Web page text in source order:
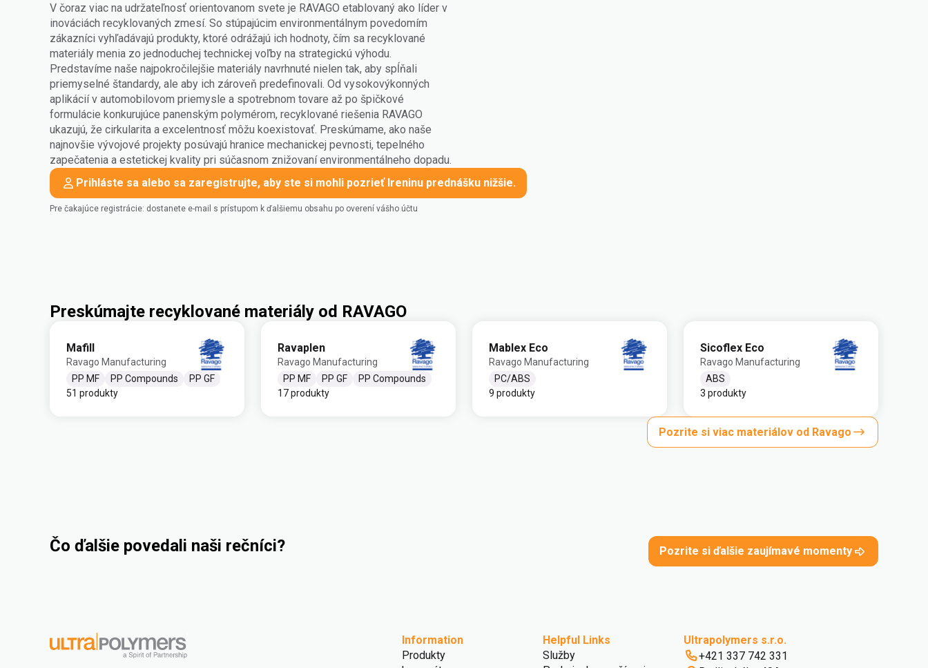
V čoraz viac na udržateľnosť orientovanom svete je RAVAGO etablovaný ako líder v
inováciách recyklovaných zmesí. So stúpajúcim environmentálnym povedomím
zákazníci vyhľadávajú produkty, ktoré odrážajú ich hodnoty, čím sa recyklované
materiály menia zo jednoduchej technickej voľby na strategickú výhodu.
Predstavíme naše najpokročilejšie materiály navrhnuté nielen tak, aby spĺňali
priemyselné štandardy, ale aby ich zároveň predefinovali. Od vysokovýkonných
aplikácií v automobilovom priemysle a spotrebnom tovare až po špičkové
formulácie konkurujúce panenským polymérom, recyklované riešenia RAVAGO
ukazujú, že cirkularita a excelentnosť môžu koexistovať. Preskúmame, ako naše
najnovšie vývojové projekty posúvajú hranice mechanickej pevnosti, tepelného
zapečatenia a estetickej kvality pri súčasnom znižovaní environmentálneho dopadu.
Prihláste sa alebo sa zaregistrujte, aby ste si mohli pozrieť Ireninu prednášku nižšie.
Pre čakajúce registrácie: dostanete e-mail s prístupom k ďalšiemu obsahu po overení vášho účtu
Preskúmajte recyklované materiály od RAVAGO
Mafill
Ravago Manufacturing
PP MF
PP Compounds
PP GF
51 produkty
Ravaplen
Ravago Manufacturing
PP MF
PP GF
PP Compounds
17 produkty
Mablex Eco
Ravago Manufacturing
PC/ABS
9 produkty
Sicoflex Eco
Ravago Manufacturing
ABS
3 produkty
Pozrite si viac materiálov od Ravago
Čo ďalšie povedali naši rečníci? Pozrite si ďalšie zaujímavé momenty
Information
Produkty
Helpful Links
Služby
Ultrapolymers s.r.o.
+421 337 742 331